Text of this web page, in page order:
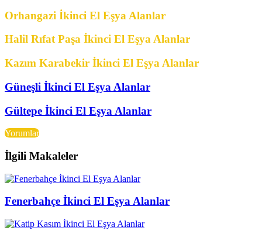
Orhangazi İkinci El Eşya Alanlar
Halil Rıfat Paşa İkinci El Eşya Alanlar
Kazım Karabekir İkinci El Eşya Alanlar
Güneşli İkinci El Eşya Alanlar
Gültepe İkinci El Eşya Alanlar
Yorumlar
İlgili Makaleler
Fenerbahçe İkinci El Eşya Alanlar